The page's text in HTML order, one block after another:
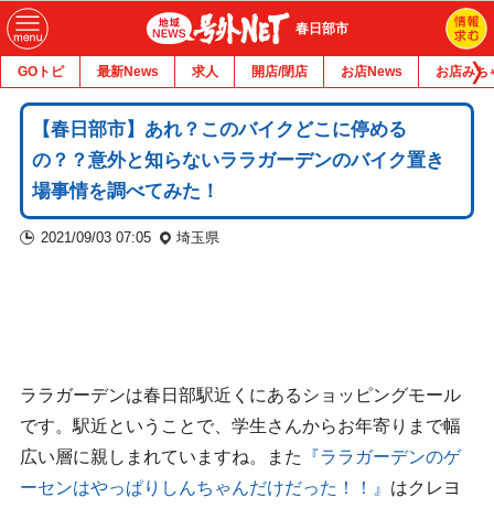
春日部市
GOトピ 最新News 求人 開店/閉店 お店News お店みち
【春日部市】あれ？このバイクどこに停める
の？？意外と知らないララガーデンのバイク置き
場事情を調べてみた！
2021/09/03 07:05 埼玉県
ララガーデンは春日部駅近くにあるショッピングモール
です。駅近ということで、学生さんからお年寄りまで幅
広い層に親しまれていますね。また
『ララガーデンのゲ
ーセンはやっぱりしんちゃんだけだった！！』 はクレヨ